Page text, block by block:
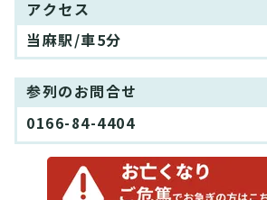
アクセス
当麻駅/車5分
参列のお問合せ
0166-84-4404